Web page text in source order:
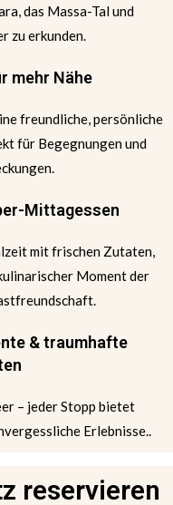
das Massa-Tal und
zu erkunden.
mehr Nähe
freundliche, persönliche
für Begegnungen und
Mittagessen
mit frischen Zutaten,
Moment der
& traumhafte
– jeder Stopp bietet
Erlebnisse..
reservieren